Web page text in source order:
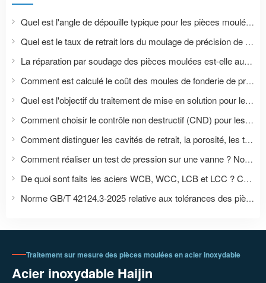
Quel est l'angle de dépouille typique pour les pièces moulées ? Tableau des angles de dépouille pour la fonderie de précision GB/T 42124.3-2025
Quel est le taux de retrait lors du moulage de précision de l'acier inoxydable ? Méthodes de calcul du retrait du moule et de compensation dimensionnelle.
La réparation par soudage des pièces moulées est-elle autorisée ? Exigences relatives à la réparation, au traitement thermique et à l’inspection des pièces moulées sous pression.
Comment est calculé le coût des moules de fonderie de précision ? Cela inclut la fabrication du moule, le prototypage, sa durée de vie et les coûts de production par lots.
Quel est l'objectif du traitement de mise en solution pour les pièces moulées en acier inoxydable ? Quelles sont les différences de traitement thermique entre les aciers inoxydables 304, 316L et 2205 ?
Comment choisir le contrôle non destructif (CND) pour les pièces moulées ? PT, MT, UT, RT : domaine d’application et critères d’acceptation.
Comment distinguer les cavités de retrait, la porosité, les trous d'air, les trous de sable et les fissures dans les pièces moulées ?
Comment réaliser un test de pression sur une vanne ? Normes relatives à la pression d'eau dans la coque, à l'étanchéité des joints et aux fuites.
De quoi sont faits les aciers WCB, WCC, LCB et LCC ? Comparaison des codes de nuances d’acier moulé ASTM, GB, EN et JIS.
Norme GB/T 42124.3-2025 relative aux tolérances des pièces moulées : remplace la norme GB/T 6414-2017
Traitement sur mesure des pièces moulées en acier inoxydable
Acier inoxydable Haijin